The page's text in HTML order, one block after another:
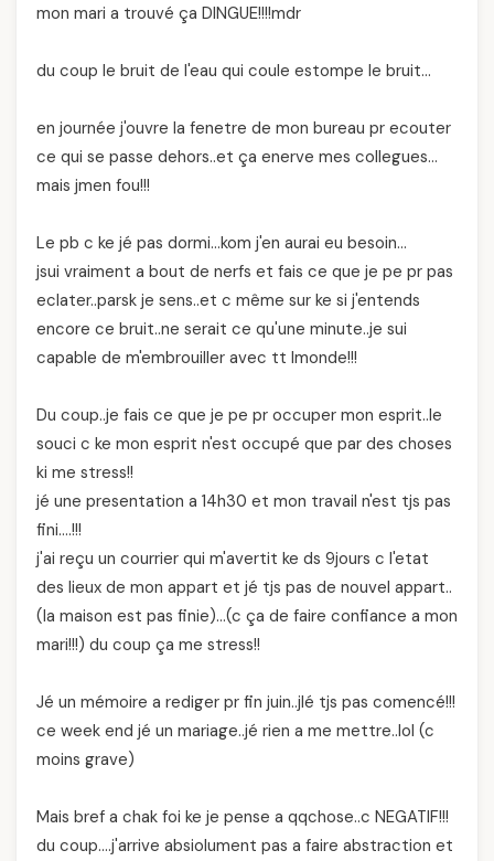
mon mari a trouvé ça DINGUE!!!!mdr
du coup le bruit de l'eau qui coule estompe le bruit…
en journée j'ouvre la fenetre de mon bureau pr ecouter
ce qui se passe dehors..et ça enerve mes collegues…
mais jmen fou!!!
Le pb c ke jé pas dormi…kom j'en aurai eu besoin…
jsui vraiment a bout de nerfs et fais ce que je pe pr pas
eclater..parsk je sens..et c même sur ke si j'entends
encore ce bruit..ne serait ce qu'une minute..je sui
capable de m'embrouiller avec tt lmonde!!!
Du coup..je fais ce que je pe pr occuper mon esprit..le
souci c ke mon esprit n'est occupé que par des choses
ki me stress!!
jé une presentation a 14h30 et mon travail n'est tjs pas
fini….!!!
j'ai reçu un courrier qui m'avertit ke ds 9jours c l'etat
des lieux de mon appart et jé tjs pas de nouvel appart..
(la maison est pas finie)…(c ça de faire confiance a mon
mari!!!) du coup ça me stress!!
Jé un mémoire a rediger pr fin juin..jlé tjs pas comencé!!!
ce week end jé un mariage..jé rien a me mettre..lol (c
moins grave)
Mais bref a chak foi ke je pense a qqchose..c NEGATIF!!!
du coup….j'arrive absiolument pas a faire abstraction et